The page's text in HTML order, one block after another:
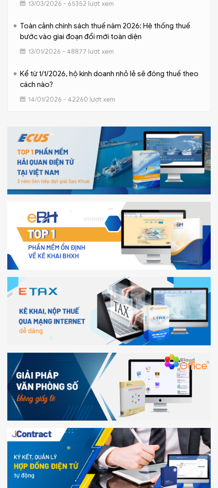
13/03/2026 - 65352 lượt xem
Toàn cảnh chính sách thuế năm 2026: Hệ thống thuế
bước vào giai đoạn đổi mới toàn diện
13/01/2026 - 48877 lượt xem
Kể từ 1/1/2026, hộ kinh doanh nhỏ lẻ sẽ đóng thuế theo
cách nào?
14/01/2026 - 42260 lượt xem